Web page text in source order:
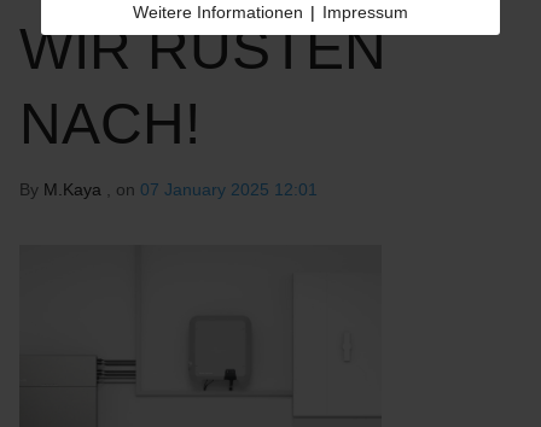
WIR RÜSTEN
NACH!
By M.Kaya , on 07 January 2025 12:01
Weitere Informationen | Impressum